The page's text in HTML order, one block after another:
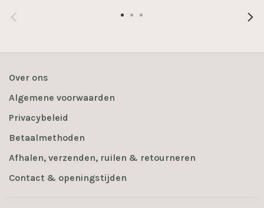
Over ons
Algemene voorwaarden
Privacybeleid
Betaalmethoden
Afhalen, verzenden, ruilen & retourneren
Contact & openingstijden